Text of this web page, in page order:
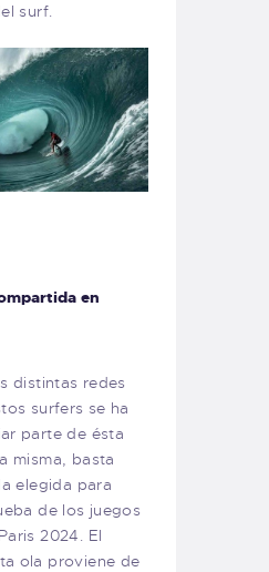
surf.
en
distintas redes
surfers se ha
parte de ésta
misma, basta
elegida para
de los juegos
2024. El
ola proviene de